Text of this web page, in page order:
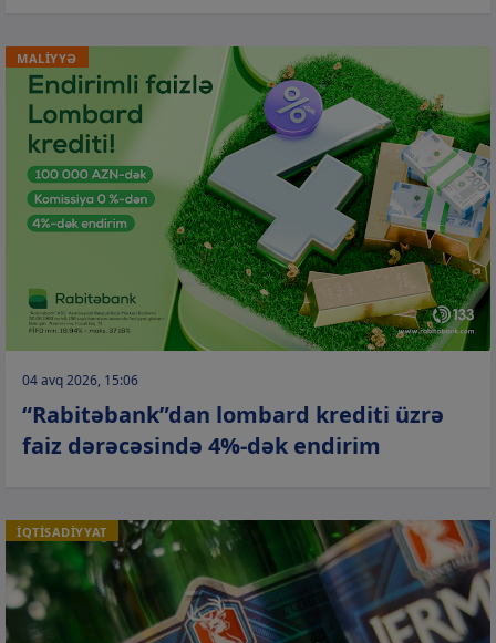
MALİYYƏ
04 avq 2026, 15:06
“Rabitəbank”dan lombard krediti üzrə
faiz dərəcəsində 4%-dək endirim
İQTİSADİYYAT